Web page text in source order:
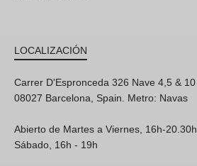
LOCALIZACIÓN
Carrer D'Espronceda 326 Nave 4,5 & 10
08027 Barcelona, Spain. Metro: Navas
Abierto de Martes a Viernes, 16h-20.30h
Sábado, 16h - 19h